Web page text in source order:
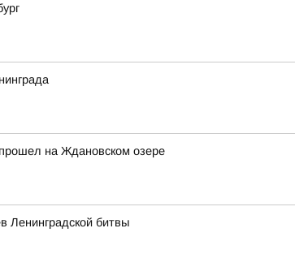
на Ждановском озере
Ленинградской битвы